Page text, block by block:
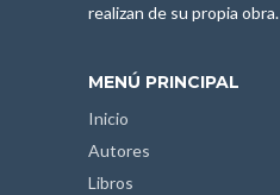
realizan de su propia obra.
MENÚ PRINCIPAL
Inicio
Autores
Libros